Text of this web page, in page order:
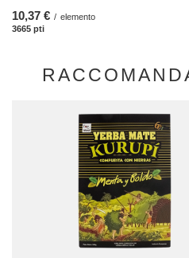
10,37 € / elemento
3665 pti